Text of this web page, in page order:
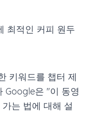
최적인 커피 원두
키워드를 챕터 제
Google은 "이 동영
는 법에 대해 설